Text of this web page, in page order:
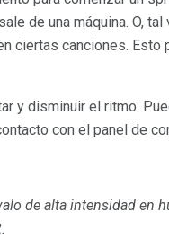
de una máquina. O, tal
ciertas canciones. Esto
y disminuir el ritmo.
con el panel de
de alta intensidad en